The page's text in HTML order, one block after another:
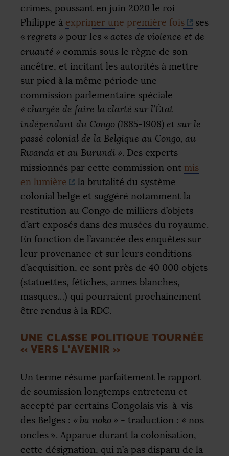
crimes, poussant en juin 2020 le roi
Philippe à exprimer une première fois
ses
« regrets » pour les « actes de violence et de
cruauté » commis sous le règne de son
ancêtre, et incitant les autorités à mettre
sur pied à la même période une
commission parlementaire spéciale
« chargée de faire la clarté sur l’État
indépendant du Congo (1885-1908) et sur le
passé colonial de la Belgique au Congo, au
Rwanda et au Burundi ». Des experts
missionnés par cette commission ont mis
en lumière
la brutalité du système
colonial belge et suggéré notamment la
restitution au Congo de milliers d’objets
d’art exposés dans des musées du royaume.
En fonction de l’avancée des enquêtes sur
leur provenance et sur leurs conditions
d’acquisition, ce sont près de 40 000 objets
(statuettes, fétiches, armes blanches,
masques…) qui pourraient prochainement
être rendus à la RDC.
UNE CLASSE POLITIQUE TOURNÉE
« VERS L’AVENIR »
Un terme résume parfaitement le rapport
de soumission longtemps entretenu et
accepté par certains Congolais vis-à-vis
des Belges : « ba noko » - traduction : « nos
oncles ». Apparue durant la colonisation,
cette désignation, qui n’a pas disparu de la